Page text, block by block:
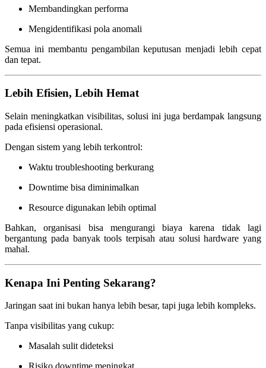
Membandingkan performa
Mengidentifikasi pola anomali
Semua ini membantu pengambilan keputusan menjadi lebih cepat
dan tepat.
Lebih Efisien, Lebih Hemat
Selain meningkatkan visibilitas, solusi ini juga berdampak langsung
pada efisiensi operasional.
Dengan sistem yang lebih terkontrol:
Waktu troubleshooting berkurang
Downtime bisa diminimalkan
Resource digunakan lebih optimal
Bahkan, organisasi bisa mengurangi biaya karena tidak lagi
bergantung pada banyak tools terpisah atau solusi hardware yang
mahal.
Kenapa Ini Penting Sekarang?
Jaringan saat ini bukan hanya lebih besar, tapi juga lebih kompleks.
Tanpa visibilitas yang cukup:
Masalah sulit dideteksi